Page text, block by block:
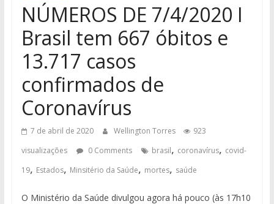
NÚMEROS DE 7/4/2020 I
Brasil tem 667 óbitos e
13.717 casos
confirmados de
Coronavírus
7 de abril de 2020 Wellington Torres
923
visualizações
0 Comments brasil, coronavírus, covid-
19, Estados, Minsitério da Saúde, mortes, saúde
O Ministério da Saúde divulgou agora há pouco (às 17h10